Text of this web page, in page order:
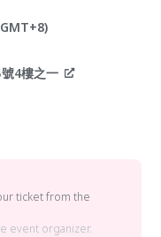
4樓之一
ticket from the
event organizer.